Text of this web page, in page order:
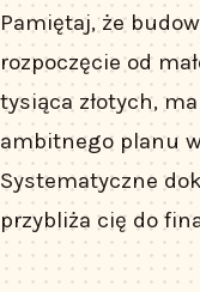
Pamiętaj, że
rozpoczęcie od
tysiąca złotych,
ambitnego planu
Systematyczne
przybliża cię do